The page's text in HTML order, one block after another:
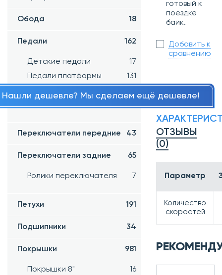
Обода 18
Педали 162
Детские педали
17
Педали платформы
131
Детали к педалям
5
Переключатели передние 43
Переключатели задние 65
Ролики переключателя 7
Петухи 191
Подшипники 34
Покрышки 981
Покрышки 8"
16
готовый к
поездке
байк.
Добавить к
сравнению
Нашли дешевле? Мы сделаем ещё дешевле!
ОТЗЫВЫ
(0)
Параметр
Количество
скоростей